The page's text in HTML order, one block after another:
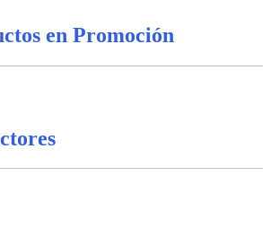
en Promoción